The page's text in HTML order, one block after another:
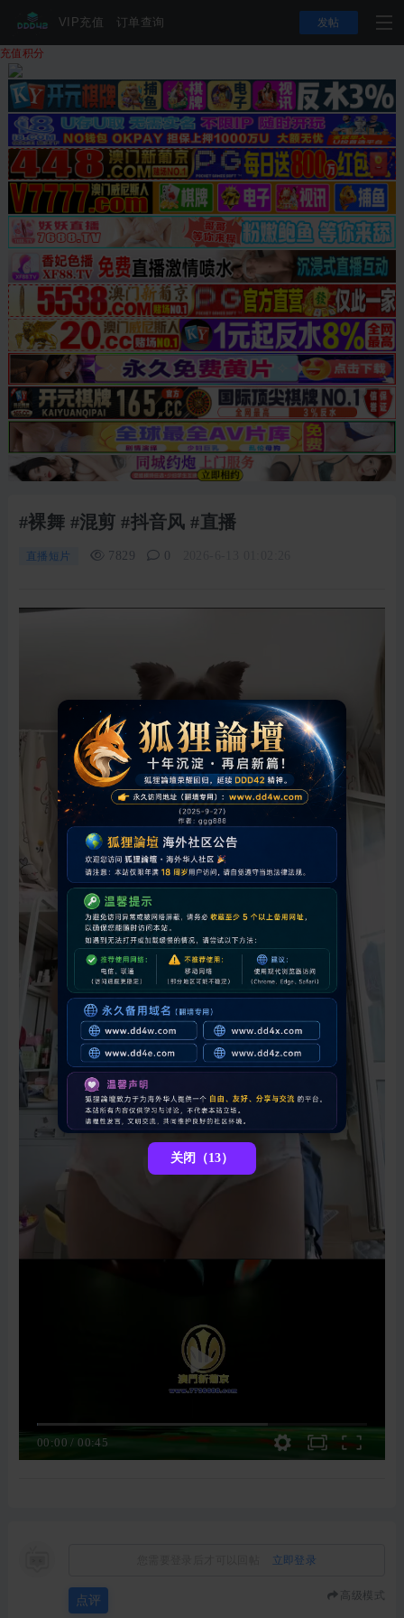
VIP充值 订单查询 发帖
充值积分
#裸舞 #混剪 #抖音风 #直播
直播短片 7829 0
00:00 /00:45
立即登录
点评 高级模式
关闭（12）